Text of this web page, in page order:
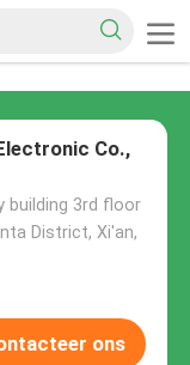
Co.,
building 3rd floor
District, Xi'an,
ons